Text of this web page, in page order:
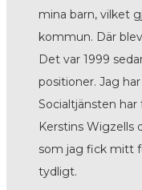
mina barn, vilket
kommun. Där
Det var 1999
positioner. Jag
Socialtjänsten
Kerstins
som jag fick mitt
tydligt.